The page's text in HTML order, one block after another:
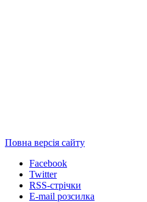
Повна версія сайту
Facebook
Twitter
RSS-стрічки
E-mail розсилка